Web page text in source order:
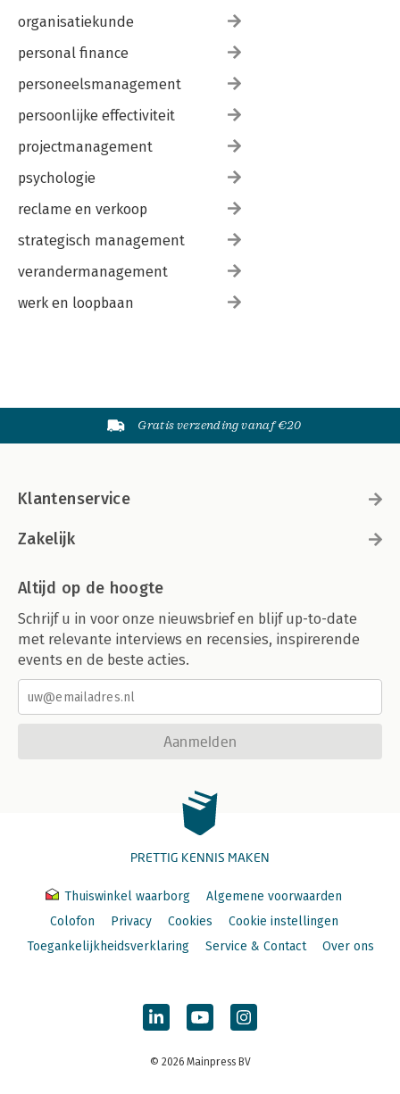
organisatiekunde
personal finance
personeelsmanagement
persoonlijke effectiviteit
projectmanagement
psychologie
reclame en verkoop
strategisch management
verandermanagement
werk en loopbaan
Gratis verzending vanaf €20
Klantenservice
Zakelijk
Altijd op de hoogte
Schrijf u in voor onze nieuwsbrief en blijf up-to-date
met relevante interviews en recensies, inspirerende
events en de beste acties.
Aanmelden
PRETTIG KENNIS MAKEN
Thuiswinkel waarborg
Algemene voorwaarden
Colofon
Privacy Cookies
Cookie instellingen
Toegankelijkheidsverklaring
Service & Contact Over ons
© 2026 Mainpress BV